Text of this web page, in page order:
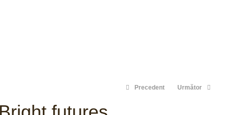
Precedent Următor